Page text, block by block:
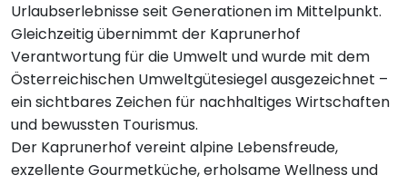
Urlaubserlebnisse seit Generationen im Mittelpunkt.
Gleichzeitig übernimmt der Kaprunerhof
Verantwortung für die Umwelt und wurde mit dem
Österreichischen Umweltgütesiegel ausgezeichnet –
ein sichtbares Zeichen für nachhaltiges Wirtschaften
und bewussten Tourismus.
Der Kaprunerhof vereint alpine Lebensfreude,
exzellente Gourmetküche, erholsame Wellness und